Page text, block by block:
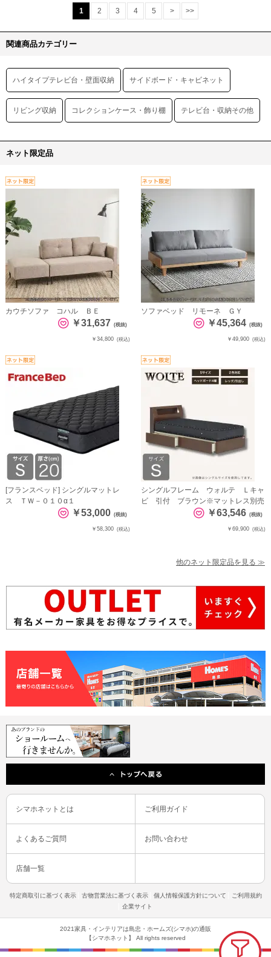
1 2 3 4 5 > >>
関連商品カテゴリー
ハイタイプテレビ台・壁面収納 サイドボード・キャビネット
リビング収納 コレクションケース・飾り棚 テレビ台・収納その他
ネット限定品
カウチソファ コハル ＢＥ
￥31,637 (税抜)
￥34,800 (税込)
ソファベッド リモーネ ＧＹ
￥45,364 (税抜)
￥49,900 (税込)
[フランスベッド] シングルマットレ
ス ＴＷ－０１０α１
￥53,000 (税抜)
￥58,300 (税込)
シングルフレーム ウォルテ Ｌキャ
ビ 引付 ブラウン※マットレス別売
￥63,546 (税抜)
￥69,900 (税込)
他のネット限定品を見る ≫
シマホネットとは ご利用ガイド
よくあるご質問 お問い合わせ
店舗一覧
特定商取引に基づく表示 古物営業法に基づく表示 個人情報保護方針について
ご利用規約
企業サイト
2021家具・インテリアは島忠・ホームズ(シマホ)の通販
【シマホネット】 All rights reserved